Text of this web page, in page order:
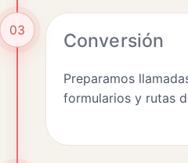
03 Conversión
Preparamos
formularios y rutas